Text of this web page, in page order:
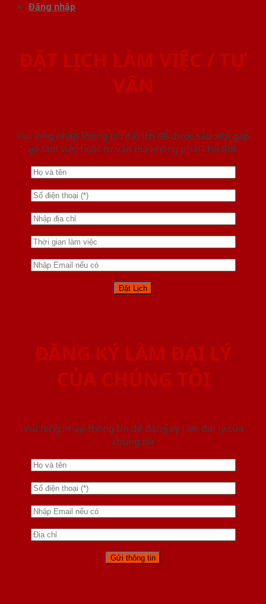
Đăng nhập
ĐẶT LỊCH LÀM VIỆC / TƯ
VẤN
Vui lòng nhập thông tin đặt lịch để được sắp xếp gặp
gỡ làm việc hoăc tư vấn mà không phải chờ đợi.
ĐĂNG KÝ LÀM ĐẠI LÝ
CỦA CHÚNG TÔI
Vui lòng nhập thông tin để đăng ký làm đại lý của
chúng tôi